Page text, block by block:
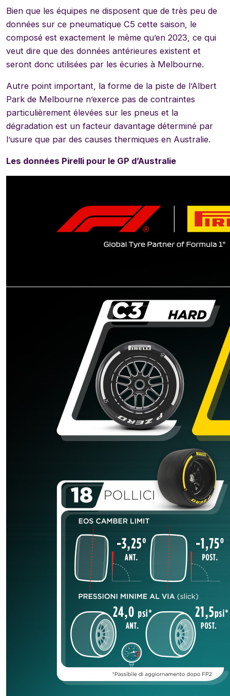
Bien que les équipes ne disposent que de très peu de
données sur ce pneumatique C5 cette saison, le
composé est exactement le même qu’en 2023, ce qui
veut dire que des données antérieures existent et
seront donc utilisées par les écuries à Melbourne.
Autre point important, la forme de la piste de l’Albert
Park de Melbourne n’exerce pas de contraintes
particulièrement élevées sur les pneus et la
dégradation est un facteur davantage déterminé par
l’usure que par des causes thermiques en Australie.
Les données Pirelli pour le GP d’Australie